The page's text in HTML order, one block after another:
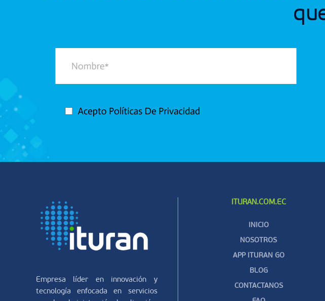
Empresa líder en innovación y
tecnología enfocada en servicios
ITURAN.COM.EC
INICIO
NOSOTROS
APP ITURAN GO
BLOG
CONTACTANOS